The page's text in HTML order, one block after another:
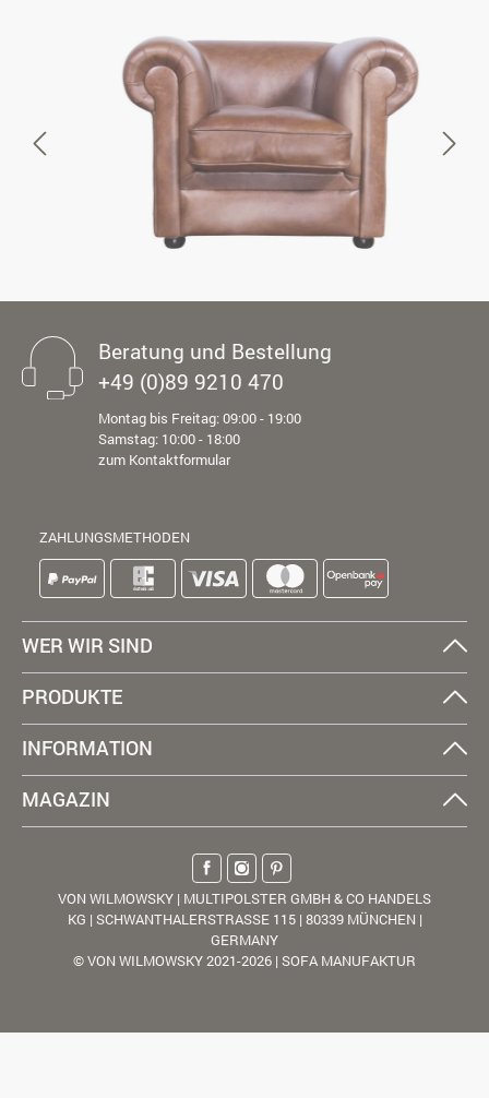
Beratung und Bestellung
+49 (0)89 9210 470
Montag bis Freitag: 09:00 - 19:00
Samstag: 10:00 - 18:00
zum Kontaktformular
ZAHLUNGSMETHODEN
WER WIR SIND
PRODUKTE
INFORMATION
MAGAZIN
VON WILMOWSKY | MULTIPOLSTER GMBH & CO HANDELS
KG | SCHWANTHALERSTRASSE 115 | 80339 MÜNCHEN |
GERMANY
© VON WILMOWSKY 2021-2026 | SOFA MANUFAKTUR